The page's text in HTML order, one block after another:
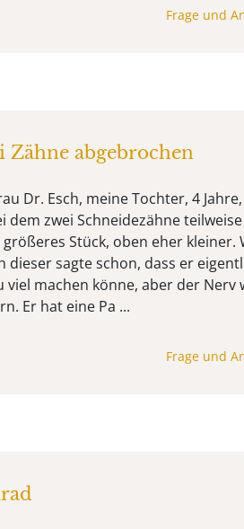
Frage und
Zähne abgebrochen
Dr. Esch, meine Tochter, 4
dem zwei Schneidezähne
Stück, oben eher kleiner.
dieser sagte schon, dass er
viel machen könne, aber der Nerv
Er hat eine Pa ...
Frage und